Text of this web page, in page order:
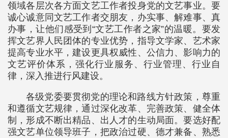
领域各层次各方面文艺工作者投身党的文艺事业。要
诚心诚意同文艺工作者交朋友，办实事、解难事、真
办事，让他们感受到“文艺工作者之家”的温暖。要发
挥文艺界人民团体的专业优势，指导文学家、艺术家
提高专业水平，建设更具权威性、公信力、影响力的
文艺评价体系，强化行业服务、行业管理、行业自
律，深入推进行风建设。
各级党委要贯彻党的理论和路线方针政策，尊重
和遵循文艺规律，通过深化改革、完善政策、健全体
制，形成不断出精品、出人才的生动局面。要选好配
强文艺单位领导班子，把政治过硬、德才兼备、熟悉